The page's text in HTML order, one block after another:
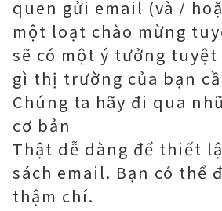
quen gửi email (và /
một loạt chào mừng
sẽ có một ý tưởng
gì thị trường của bạn
Chúng ta hãy đi qua
cơ bản
Thật dễ dàng để thiết
sách email. Bạn có thể
thậm chí.